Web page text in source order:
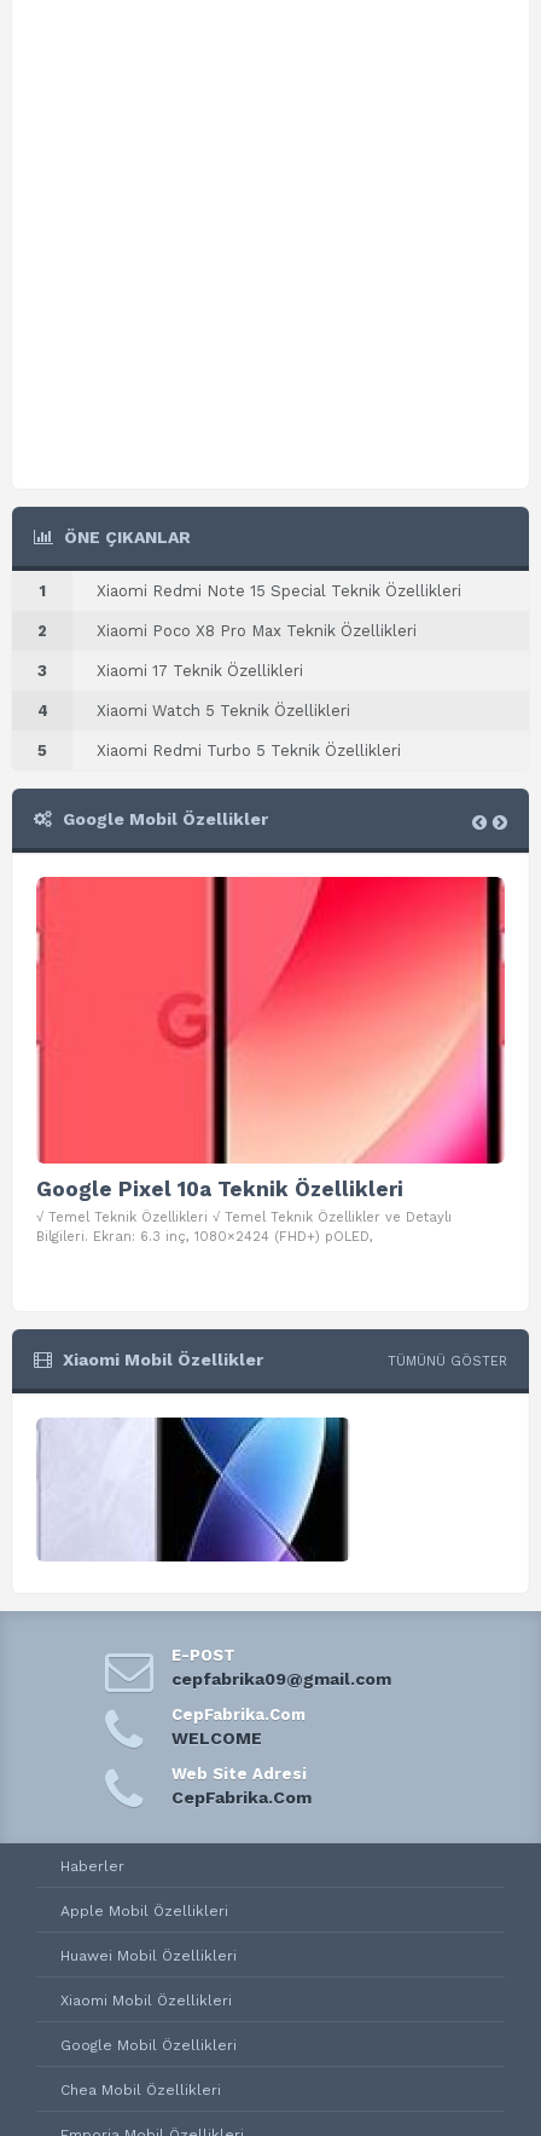
ÖNE ÇIKANLAR
1 Xiaomi Redmi Note 15 Special Teknik Özellikleri
2 Xiaomi Poco X8 Pro Max Teknik Özellikleri
3 Xiaomi 17 Teknik Özellikleri
4 Xiaomi Watch 5 Teknik Özellikleri
5 Xiaomi Redmi Turbo 5 Teknik Özellikleri
Google Mobil Özellikler
Google Pixel 10a Teknik Özellikleri
√ Temel Teknik Özellikleri √ Temel Teknik Özellikler ve Detaylı
Bilgileri. Ekran: 6.3 inç, 1080×2424 (FHD+) pOLED,
Xiaomi Mobil Özellikler TÜMÜNÜ GÖSTER
E-POST
cepfabrika09@gmail.com
CepFabrika.Com
WELCOME
Web Site Adresi
CepFabrika.Com
Haberler
Apple Mobil Özellikleri
Huawei Mobil Özellikleri
Xiaomi Mobil Özellikleri
Google Mobil Özellikleri
Chea Mobil Özellikleri